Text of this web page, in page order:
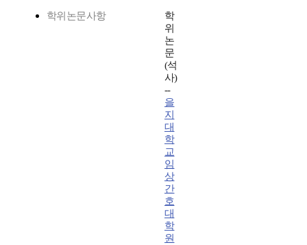
학위논문사항
학
위
논
문
(석
사)
--
을
지
대
학
교
임
상
간
호
대
학
원